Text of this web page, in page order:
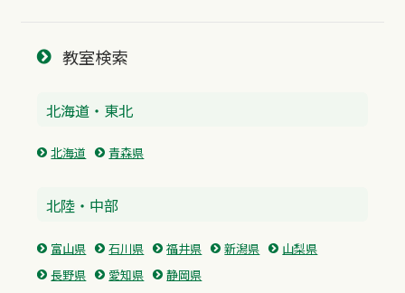
教室検索
北海道・東北
北海道 青森県
北陸・中部
富山県 石川県 福井県 新潟県
山梨県
長野県
愛知県 静岡県